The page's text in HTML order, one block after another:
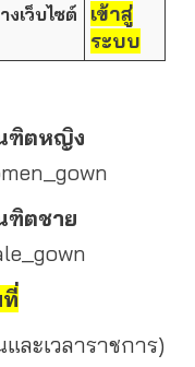
เว็บไซต์
เข้าสู่
ระบบ
ฑิตหญิง
ฑิตชาย
ที่
ละเวลาราชการ)